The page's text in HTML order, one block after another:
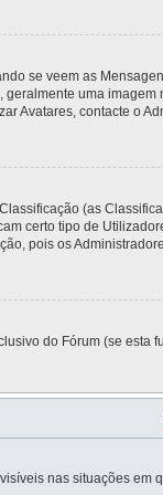
se veem as
uma
Avatares, contacte o
(as
certo tipo de
pois os
do Fórum (se
nas situações em